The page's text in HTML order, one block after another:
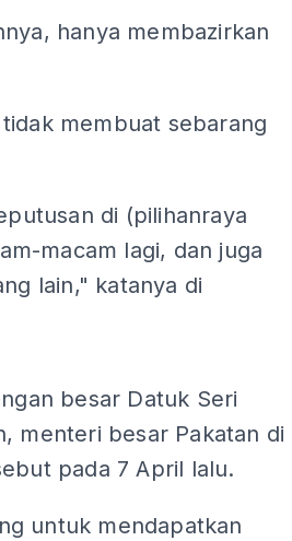
hanya membazirkan
membuat sebarang
di (pilihanraya
macam lagi, dan juga
lain," katanya di
besar Datuk Seri
menteri besar Pakatan di
pada 7 April lalu.
untuk mendapatkan